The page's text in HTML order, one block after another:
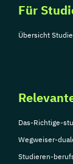
Für
Übersicht
Das-Richtige-
Wegweiser-
Studieren-